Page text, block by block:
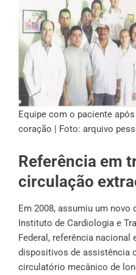
Equipe com o paciente
coração | Foto: arquivo
Referência em
circulação
Em 2008, assumiu um novo
Instituto de Cardiologia e
Federal, referência nacional
dispositivos de assistência
circulatório mecânico de